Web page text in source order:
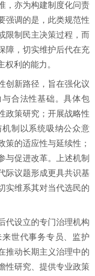
，亦为构建制度化问责
强调的是，此类规范性
限制民主决策过程，而
障，切实维护后代在充
利的能力。
创新路径，旨在强化议
合法性基础。具体包
政策研究；开展战略性
制以系统吸纳公众意
策的适应性与延续性；
与促进改革。上述机制
际议题形成更具共识基
实维系其对当代选民的
代设立的专门治理机构
来世代事务专员、监护
推动长期主义治理中的
性研究、提供专业政策